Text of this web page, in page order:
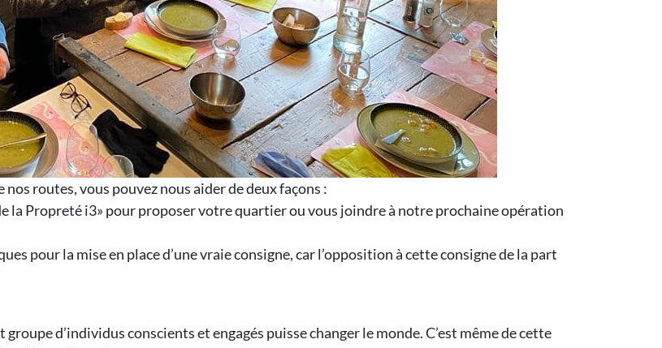
routes, vous pouvez nous aider de deux façons :
la Propreté i3» pour proposer votre quartier ou vous joindre à notre prochaine opération
pour la mise en place d’une vraie consigne, car l’opposition à cette consigne de la part
d’individus conscients et engagés puisse changer le monde. C’est même de cette